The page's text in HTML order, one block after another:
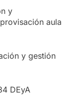
y
aula
y gestión
DEyA